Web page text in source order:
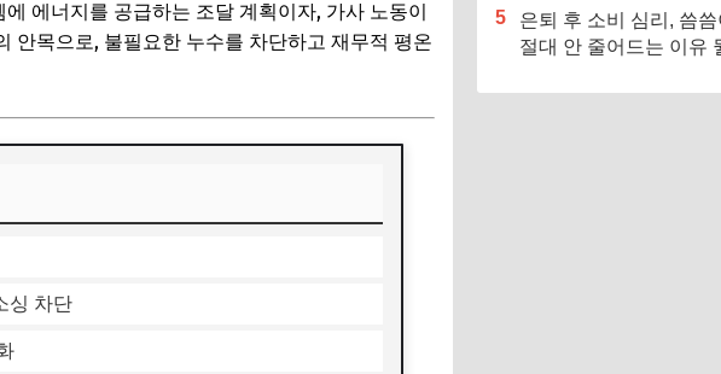
에너지를 공급하는 조달 계획이자, 가사 노동이
안목으로, 불필요한 누수를 차단하고 재무적 평온
싱 차단
5
은퇴 후 소비 심리, 씀
절대 안 줄어드는 이유